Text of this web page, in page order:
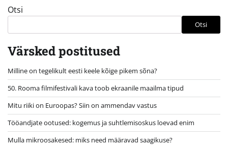
Otsi
Otsi
Värsked postitused
Milline on tegelikult eesti keele kõige pikem sõna?
50. Rooma filmifestivali kava toob ekraanile maailma tipud
Mitu riiki on Euroopas? Siin on ammendav vastus
Tööandjate ootused: kogemus ja suhtlemisoskus loevad enim
Mulla mikroosakesed: miks need määravad saagikuse?